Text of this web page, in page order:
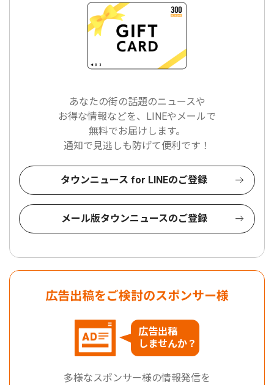
あなたの街の話題のニュースや
お得な情報などを、LINEやメールで
無料でお届けします。
通知で見逃しも防げて便利です！
タウンニュース for LINEのご登録
メール版タウンニュースのご登録
広告出稿をご検討のスポンサー様
広告出稿
しませんか？
多様なスポンサー様の情報発信を